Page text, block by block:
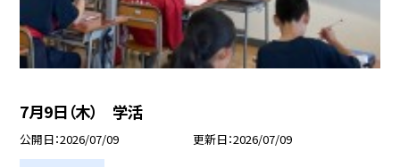
7月9日（木） 学活
公開日 2026/07/09 更新日 2026/07/09